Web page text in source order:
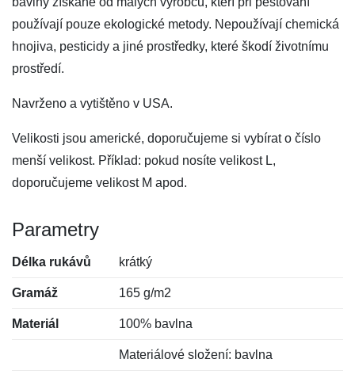
používají pouze ekologické metody. Nepoužívají chemická
hnojiva, pesticidy a jiné prostředky, které škodí životnímu
prostředí.
Navrženo a vytištěno v USA.
Velikosti jsou americké, doporučujeme si vybírat o číslo
menší velikost. Příklad: pokud nosíte velikost L,
doporučujeme velikost M apod.
Parametry
Délka rukávů krátký
Gramáž 165 g/m2
Materiál 100% bavlna
Materiálové složení: bavlna